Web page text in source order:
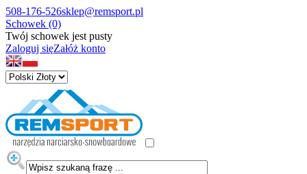
508-176-526sklep@remsport.pl
Schowek (0)
Twój schowek jest pusty
Zaloguj sięZałóż konto